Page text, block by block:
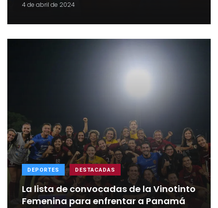
4 de abril de 2024
DEPORTES DESTACADAS
La lista de convocadas de la Vinotinto
Femenina para enfrentar a Panamá